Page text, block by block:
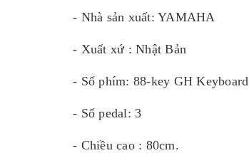
- Nhà sản xuất: YAMAHA
- Xuất xứ : Nhật Bản
- Số phím: 88-key GH Keyboard
- Số pedal: 3
- Chiều cao : 80cm.